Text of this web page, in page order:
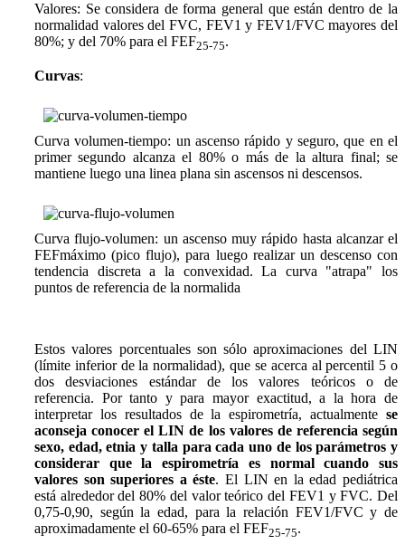
Valores: Se considera de forma general que están dentro de la
normalidad valores del FVC, FEV1 y FEV1/FVC mayores del
80%; y del 70% para el FEF25-75.
Curvas:
Curva volumen-tiempo: un ascenso rápido y seguro, que en el
primer segundo alcanza el 80% o más de la altura final; se
mantiene luego una linea plana sin ascensos ni descensos.
Curva flujo-volumen: un ascenso muy rápido hasta alcanzar el
FEFmáximo (pico flujo), para luego realizar un descenso con
tendencia discreta a la convexidad. La curva "atrapa" los
puntos de referencia de la normalida
Estos valores porcentuales son sólo aproximaciones del LIN
(límite inferior de la normalidad), que se acerca al percentil 5 o
dos desviaciones estándar de los valores teóricos o de
referencia. Por tanto y para mayor exactitud, a la hora de
interpretar los resultados de la espirometría, actualmente se
aconseja conocer el LIN de los valores de referencia según
sexo, edad, etnia y talla para cada uno de los parámetros y
considerar que la espirometría es normal cuando sus
valores son superiores a éste. El LIN en la edad pediátrica
está alrededor del 80% del valor teórico del FEV1 y FVC. Del
0,75-0,90, según la edad, para la relación FEV1/FVC y de
aproximadamente el 60-65% para el FEF25-75.